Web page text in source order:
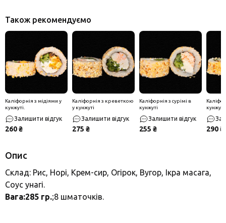
Також рекомендуємо
Каліфорнія з мідіями у
кунжуті.
Залишити відгук
260 ₴
Каліфорнія з креветкою
у кунжуті
Залишити відгук
275 ₴
Каліфорнія з сурімі в
кунжуті
Залишити відгук
255 ₴
кунжуті
290 ₴
Опис
Склад: Рис, Норі, Крем-сир, Огірок, Вугор, Ікра масага,
Соус унагі.
Вага:285 гр.;8 шматочків.